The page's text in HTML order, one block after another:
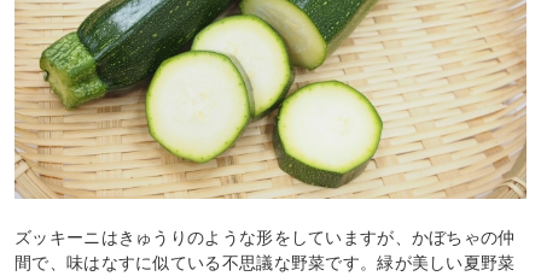
ズッキーニはきゅうりのような形をしていますが、かぼちゃの仲
間で、味はなすに似ている不思議な野菜です。緑が美しい夏野菜